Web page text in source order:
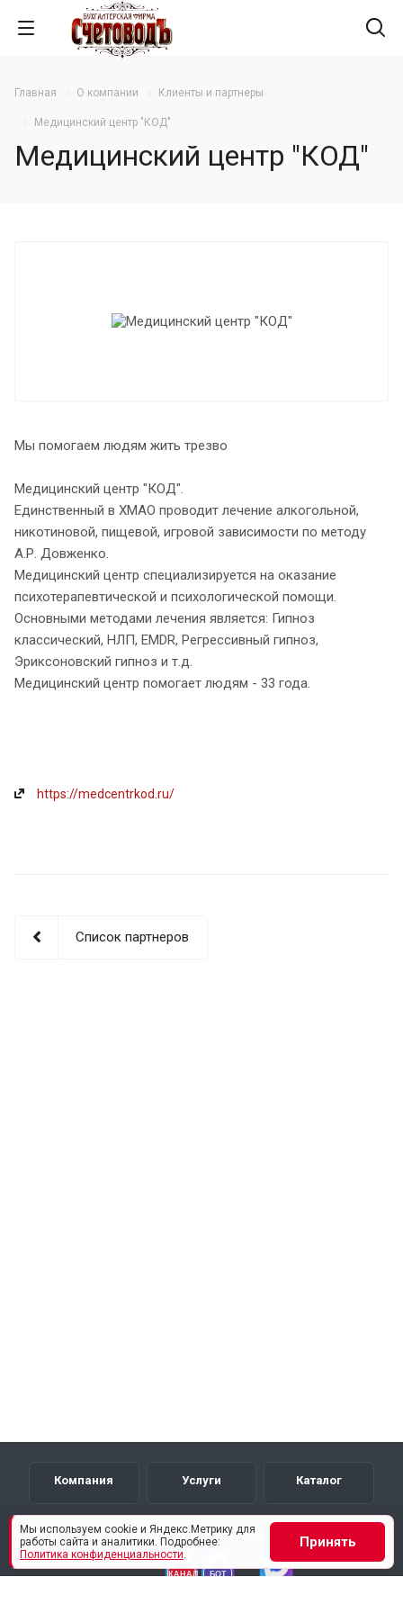
Главная О компании Клиенты и партнеры
Медицинский центр "КОД"
Медицинский центр "КОД"
Мы помогаем людям жить трезво
Медицинский центр "КОД".
Единственный в ХМАО проводит лечение алкогольной,
никотиновой, пищевой, игровой зависимости по методу
А.Р. Довженко.
Медицинский центр специализируется на оказание
психотерапевтической и психологической помощи.
Основными методами лечения является: Гипноз
классический, НЛП, EMDR, Регрессивный гипноз,
Эриксоновский гипноз и т.д.
Медицинский центр помогает людям - 33 года.
https://medcentrkod.ru/
Список партнеров
Компания Услуги Каталог
Каналы и боты Пишите нам
Мы используем cookie и Яндекс.Метрику для
работы сайта и аналитики. Подробнее:
Политика конфиденциальности.
Принять